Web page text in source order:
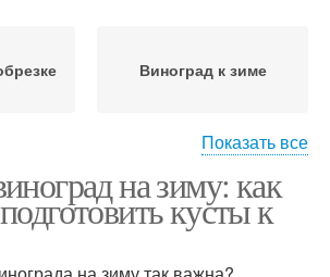
Виноград к зиме
Уход за виноградом
Показать все
на зиму: как
кусты к